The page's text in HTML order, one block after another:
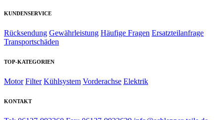
KUNDENSERVICE
Rücksendung Gewährleistung Häufige Fragen Ersatzteilanfrage
Transportschäden
TOP-KATEGORIEN
Motor Filter Kühlsystem Vorderachse Elektrik
KONTAKT